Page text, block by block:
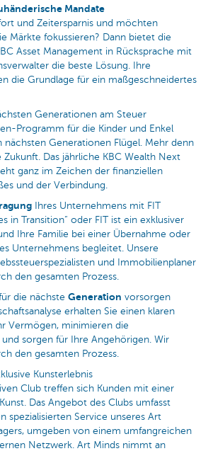
Mandate
und Zeitersparnis und möchten
Märkte fokussieren? Dann bietet die
Asset Management in Rücksprache mit
die beste Lösung. Ihre
die Grundlage für ein maßgeschneidertes
Generationen am Steuer
Programm für die Kinder und Enkel
nächsten Generationen Flügel. Mehr denn
Zukunft. Das jährliche KBC Wealth Next
ganz im Zeichen der finanziellen
und der Verbindung.
Ihres Unternehmens mit FIT
in Transition“ oder FIT ist ein exklusiver
Ihre Familie bei einer Übernahme oder
Unternehmens begleitet. Unsere
und Immobilienplaner
den gesamten Prozess.
die nächste Generation vorsorgen
erhalten Sie einen klaren
Vermögen, minimieren die
und sorgen für Ihre Angehörigen. Wir
den gesamten Prozess.
Kunsterlebnis
Club treffen sich Kunden mit einer
Das Angebot des Clubs umfasst
spezialisierten Service unseres Art
umgeben von einem umfangreichen
Netzwerk. Art Minds nimmt an